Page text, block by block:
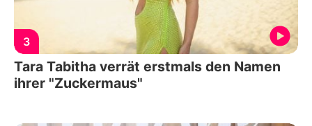
3
Tara Tabitha verrät erstmals den Namen
ihrer "Zuckermaus"